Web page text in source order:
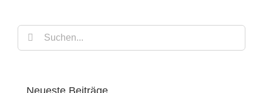
Suche
nach: